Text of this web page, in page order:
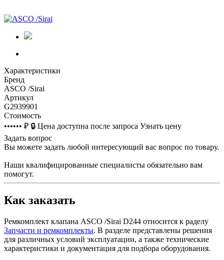
Характеристики
Бренд
ASCO /Sirai
Артикул
G2939901
Стоимость
•••••• ₽ 🔒 Цена доступна после запроса Узнать цену
Задать вопрос
Вы можете задать любой интересующий вас вопрос по товару.
Наши квалифицированные специалисты обязательно вам
помогут.
Как заказать
Ремкомплект клапана ASCO /Sirai D244 относится к раделу
Запчасти и ремкомплекты. В разделе представлены решения
для различных условий эксплуатации, а также технические
характеристики и документация для подбора оборудования.